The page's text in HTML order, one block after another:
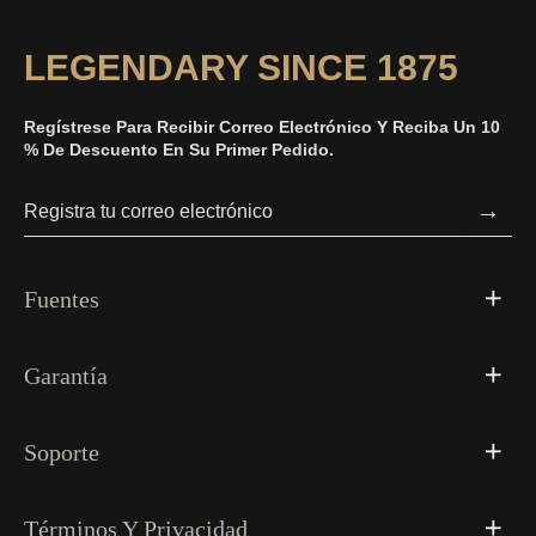
LEGENDARY SINCE 1875
Regístrese Para Recibir Correo Electrónico Y Reciba Un 10
% De Descuento En Su Primer Pedido.
→
Fuentes
Garantía
Soporte
Términos Y Privacidad